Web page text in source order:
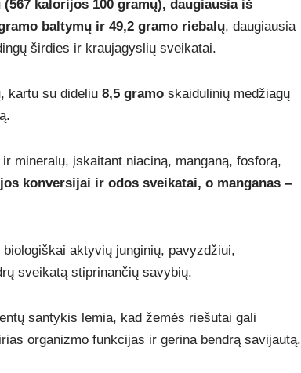
kalorijos 100 gramų), daugiausia iš
baltymų ir 49,2 gramo riebalų, daugiausia
širdies ir kraujagyslių sveikatai.
, kartu su dideliu 8,5 gramoskaidulinių medžiagų
mineralų, įskaitant niaciną, manganą, fosforą,
konversijai ir odos sveikatai, o manganas –
aktyvių junginių, pavyzdžiui,
sveikatą stiprinančių savybių.
santykis lemia, kad žemės riešutai gali
organizmo funkcijas ir gerina bendrą savijautą.